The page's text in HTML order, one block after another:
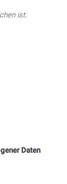
ist:
Daten